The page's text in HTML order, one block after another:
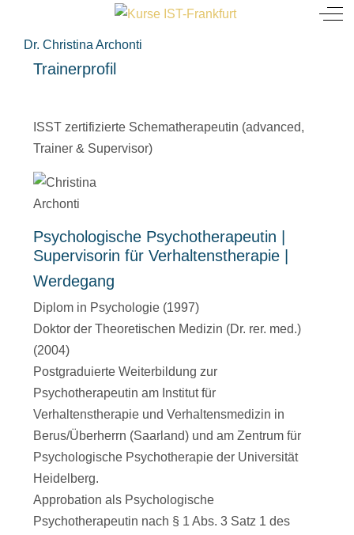
Mobile Menu Toggle Off-
Dr. Christina Archonti
Trainerprofil
ISST zertifizierte Schematherapeutin (advanced,
Trainer & Supervisor)
Psychologische Psychotherapeutin |
Supervisorin für Verhaltenstherapie |
Werdegang
Diplom in Psychologie (1997)
Doktor der Theoretischen Medizin (Dr. rer. med.)
(2004)
Postgraduierte Weiterbildung zur
Psychotherapeutin am Institut für
Verhaltenstherapie und Verhaltensmedizin in
Berus/Überherrn (Saarland) und am Zentrum für
Psychologische Psychotherapie der Universität
Heidelberg.
Approbation als Psychologische
Psychotherapeutin nach § 1 Abs. 3 Satz 1 des